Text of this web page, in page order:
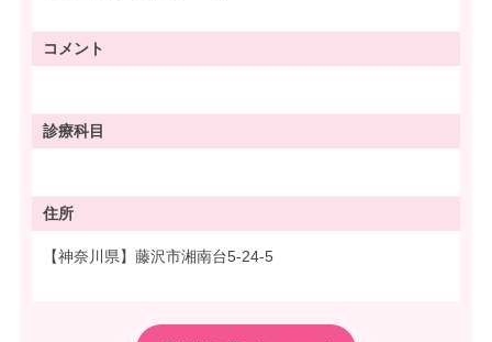
コメント
診療科目
住所
【神奈川県】藤沢市湘南台5-24-5